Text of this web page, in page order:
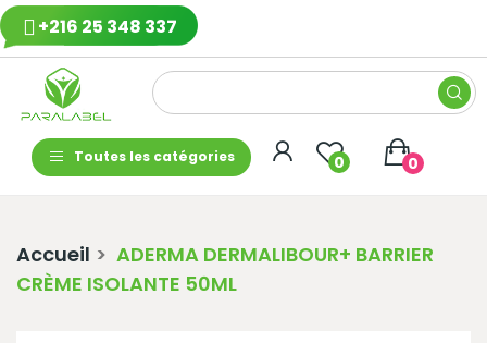
+216 25 348 337
Toutes les catégories 0 0
Accueil
ADERMA DERMALIBOUR+ BARRIER
CRÈME ISOLANTE 50ML